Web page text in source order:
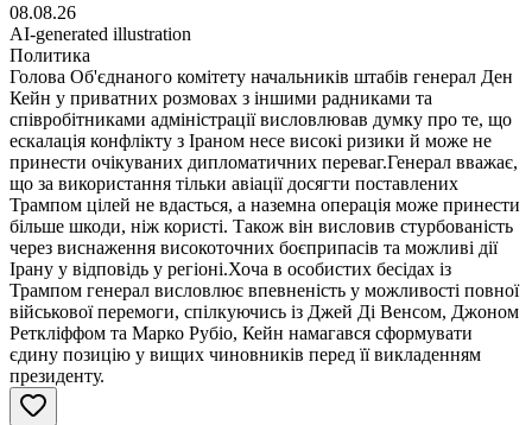
08.08.26
AI-generated illustration
Политика
Голова Об'єднаного комітету начальників штабів генерал Ден
Кейн у приватних розмовах з іншими радниками та
співробітниками адміністрації висловлював думку про те, що
ескалація конфлікту з Іраном несе високі ризики й може не
принести очікуваних дипломатичних переваг.Генерал вважає,
що за використання тільки авіації досягти поставлених
Трампом цілей не вдасться, а наземна операція може принести
більше шкоди, ніж користі. Також він висловив стурбованість
через виснаження високоточних боєприпасів та можливі дії
Ірану у відповідь у регіоні.Хоча в особистих бесідах із
Трампом генерал висловлює впевненість у можливості повної
військової перемоги, спілкуючись із Джей Ді Венсом, Джоном
Реткліффом та Марко Рубіо, Кейн намагався сформувати
єдину позицію у вищих чиновників перед її викладенням
президенту.